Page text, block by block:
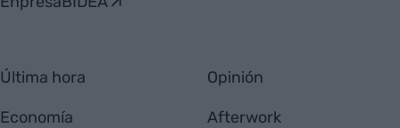
Última hora
Economía
Opinión
Afterwork